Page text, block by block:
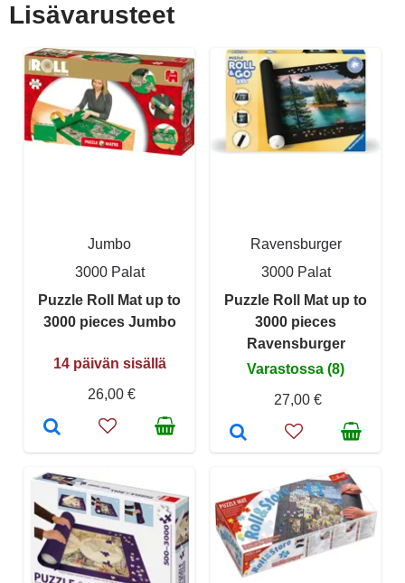
Lisävarusteet
Jumbo
3000 Palat
Puzzle Roll Mat up to
3000 pieces Jumbo
14 päivän sisällä
26,00 €
Ravensburger
3000 Palat
Puzzle Roll Mat up to
3000 pieces
Ravensburger
Varastossa (8)
27,00 €